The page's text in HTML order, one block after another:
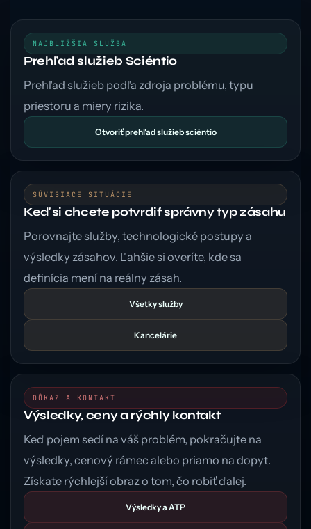
NAJBLIŽŠIA SLUŽBA
Prehľad služieb Sciéntio
Prehľad služieb podľa zdroja problému, typu
priestoru a miery rizika.
Otvoriť prehľad služieb sciéntio
SÚVISIACE SITUÁCIE
Keď si chcete potvrdiť správny typ zásahu
Porovnajte služby, technologické postupy a
výsledky zásahov. Ľahšie si overíte, kde sa
definícia mení na reálny zásah.
Všetky služby
Kancelárie
DÔKAZ A KONTAKT
Výsledky, ceny a rýchly kontakt
Keď pojem sedí na váš problém, pokračujte na
výsledky, cenový rámec alebo priamo na dopyt.
Získate rýchlejší obraz o tom, čo robiť ďalej.
Výsledky a ATP